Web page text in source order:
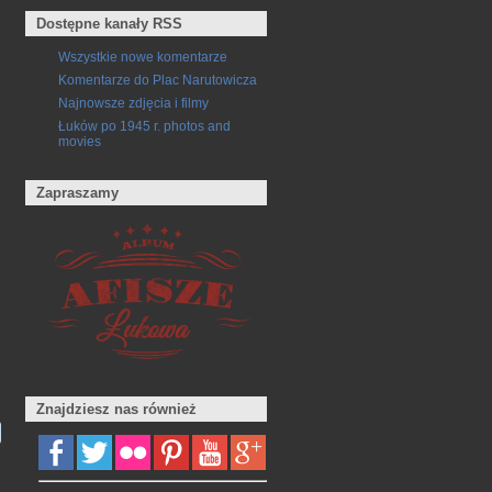
Dostępne kanały RSS
Wszystkie nowe komentarze
Komentarze do Plac Narutowicza
Najnowsze zdjęcia i filmy
Łuków po 1945 r. photos and
movies
Zapraszamy
Znajdziesz nas również